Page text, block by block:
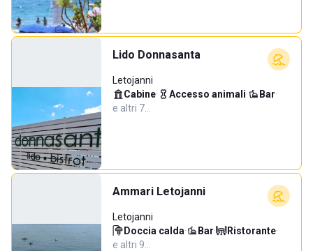
Lido Donnasanta
Letojanni
Cabine· Accesso animali· Bar·
e altri 7…
Ammari Letojanni
Letojanni
Doccia calda· Bar· Ristorante·
e altri 9…